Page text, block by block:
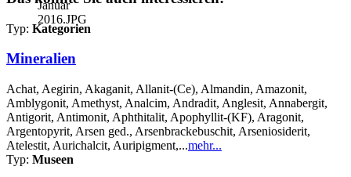
Typ: Kategorien
Mineralien
Achat, Aegirin, Akaganit, Allanit-(Ce), Almandin, Amazonit,
Amblygonit, Amethyst, Analcim, Andradit, Anglesit, Annabergit,
Antigorit, Antimonit, Aphthitalit, Apophyllit-(KF), Aragonit,
Argentopyrit, Arsen ged., Arsenbrackebuschit, Arseniosiderit,
Atelestit, Aurichalcit, Auripigment,...mehr...
Typ: Museen